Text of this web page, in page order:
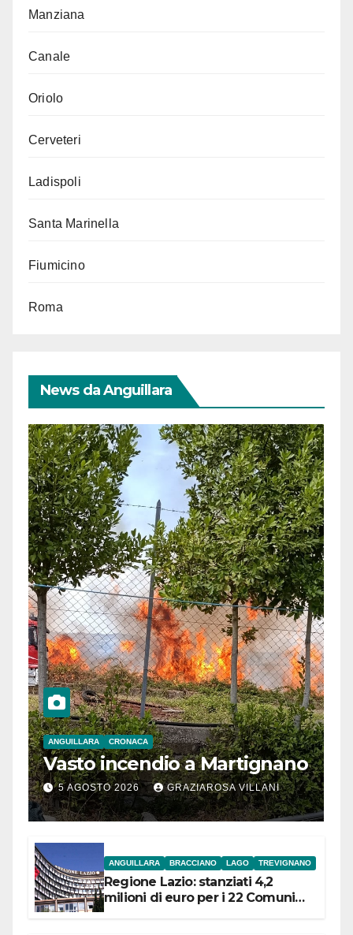
Manziana
Canale
Oriolo
Cerveteri
Ladispoli
Santa Marinella
Fiumicino
Roma
News da Anguillara
ANGUILLARA CRONACA
Vasto incendio a Martignano
5 AGOSTO 2026 GRAZIAROSA VILLANI
ANGUILLARA BRACCIANO LAGO TREVIGNANO
Regione Lazio: stanziati 4,2
milioni di euro per i 22 Comuni